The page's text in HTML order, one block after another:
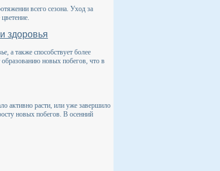
всего сезона. Уход за
здоровья
а также способствует более
новых побегов, что в
активно расти, или уже завершило
новых побегов. В осенний